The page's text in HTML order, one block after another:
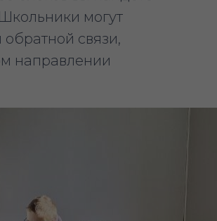
могут
связи,
направлении